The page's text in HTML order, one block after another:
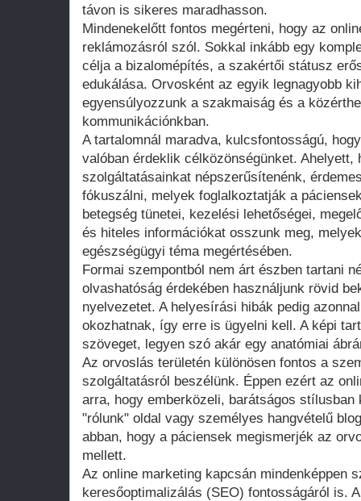
távon is sikeres maradhasson.
Mindenekelőtt fontos megérteni, hogy az
reklámozásról szól. Sokkal inkább egy
célja a bizalomépítés, a szakértői státusz
edukálása. Orvosként az egyik legnagyobb
egyensúlyozzunk a szakmaiság és a
kommunikációnkban.
A tartalomnál maradva, kulcsfontosságú,
valóban érdeklik célközönségünket. Ahelyett,
szolgáltatásainkat népszerűsítenénk,
fókuszálni, melyek foglalkoztatják a
betegség tünetei, kezelési lehetőségei,
és hiteles információkat osszunk meg,
egészségügyi téma megértésében.
Formai szempontból nem árt észben tartani
olvashatóság érdekében használjunk rövid
nyelvezetet. A helyesírási hibák pedig
okozhatnak, így erre is ügyelni kell. A képi
szöveget, legyen szó akár egy anatómiai
Az orvoslás területén különösen fontos a
szolgáltatásról beszélünk. Éppen ezért az
arra, hogy emberközeli, barátságos
"rólunk" oldal vagy személyes hangvételű
abban, hogy a páciensek megismerjék az
mellett.
Az online marketing kapcsán mindenképpen
keresőoptimalizálás (SEO) fontosságáról is.